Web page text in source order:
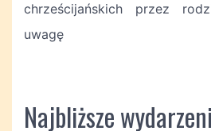
chrześcijańskich przez
uwagę
Najbliższe